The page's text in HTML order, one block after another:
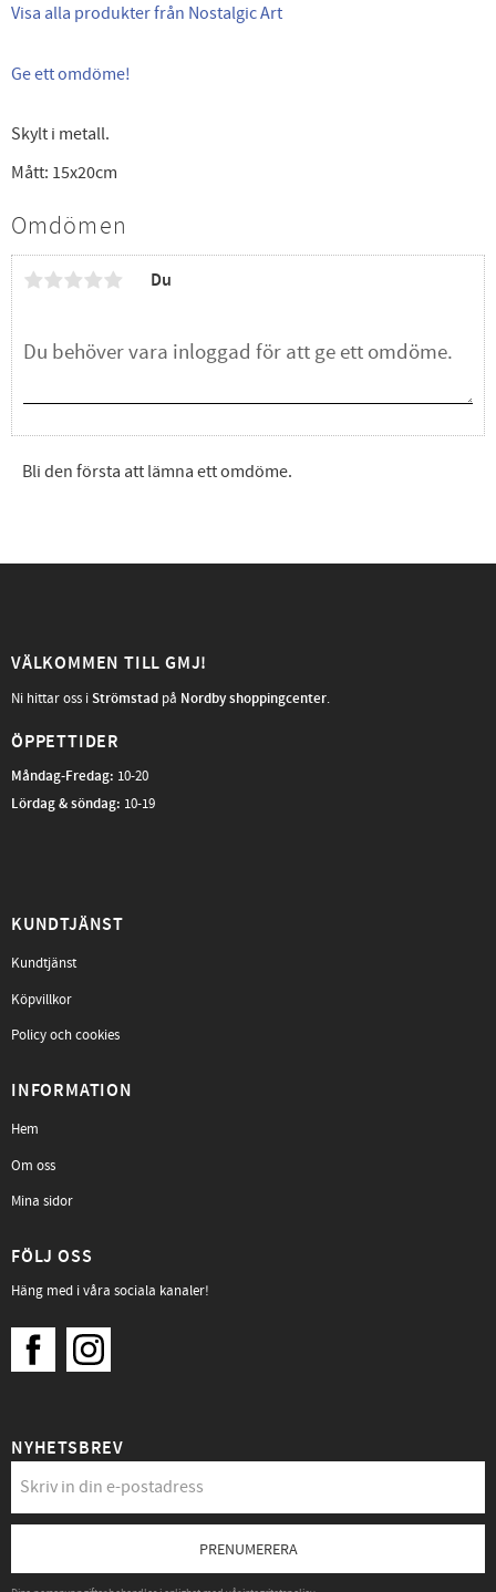
Visa alla produkter från Nostalgic Art
Ge ett omdöme!
Skylt i metall.
Mått: 15x20cm
Omdömen
Du
Bli den första att lämna ett omdöme.
VÄLKOMMEN TILL GMJ!
Ni hittar oss iStrömstad på Nordby shoppingcenter.
ÖPPETTIDER
Måndag-Fredag: 10-20
Lördag & söndag: 10-19
KUNDTJÄNST
Kundtjänst
Köpvillkor
Policy och cookies
INFORMATION
Hem
Om oss
Mina sidor
FÖLJ OSS
Häng med i våra sociala kanaler!
NYHETSBREV
PRENUMERERA